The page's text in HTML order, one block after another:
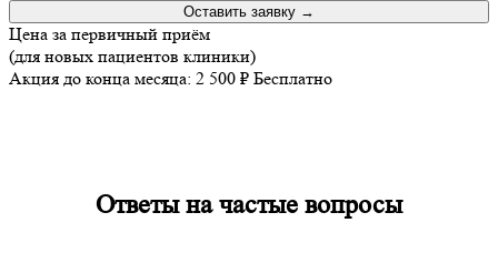
Оставить заявку →
Цена за первичный приём
(для новых пациентов клиники)
Акция до конца месяца: 2 500 ₽ Бесплатно
Ответы начастые вопросы